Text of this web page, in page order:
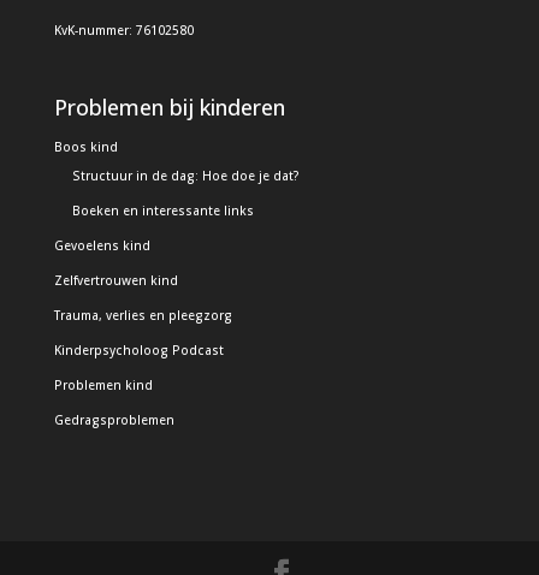
KvK-nummer: 76102580
Problemen bij kinderen
Boos kind
Structuur in de dag: Hoe doe je dat?
Boeken en interessante links
Gevoelens kind
Zelfvertrouwen kind
Trauma, verlies en pleegzorg
Kinderpsycholoog Podcast
Problemen kind
Gedragsproblemen